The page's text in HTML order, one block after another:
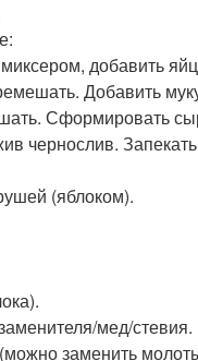
добавить
Добавить
Сформировать
чернослив.
(яблоком).
мед/стевия.
заменить